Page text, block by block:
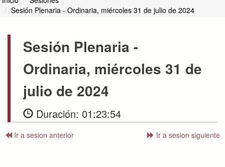
Sesión Plenaria - Ordinaria, miércoles 31 de julio de 2024
Sesión Plenaria -
Ordinaria, miércoles 31 de
julio de 2024
Duración: 01:23:54
Ir a sesion anterior Ir a sesion siguiente